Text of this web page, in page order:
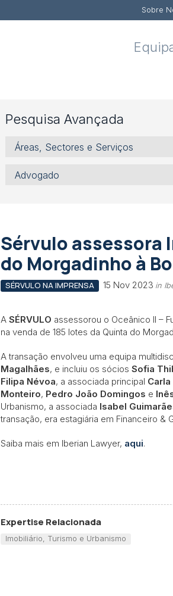
Sobre
Pesquisa Avançada
Áreas,
Sectores
Serviços
Advogado
Sérvulo assessora
do Morgadinho à
SÉRVULO NA IMPRENSA 15 Nov 2023 in
A SÉRVULO assessorou o Oceânico II –
na venda de 185 lotes da Quinta do
A transação envolveu uma equipa
Magalhães, e incluiu os sócios Sofia
Filipa Névoa, a associada principal
Monteiro, Pedro João Domingos e
Urbanismo, a associada Isabel
transação, era estagiária em Financeiro &
Saiba mais em Iberian Lawyer, aqui.
Expertise Relacionada
Imobiliário, Turismo e Urbanismo